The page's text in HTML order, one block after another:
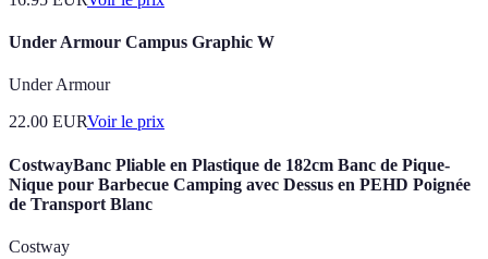
Under Armour Campus Graphic W
Under Armour
22.00 EURVoir le prix
CostwayBanc Pliable en Plastique de 182cm Banc de Pique-
Nique pour Barbecue Camping avec Dessus en PEHD Poignée
de Transport Blanc
Costway